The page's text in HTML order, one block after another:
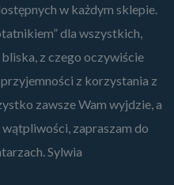
w każdym sklepie.
dla wszystkich,
z czego oczywiście
z korzystania z
zawsze Wam wyjdzie, a
zapraszam do
Sylwia